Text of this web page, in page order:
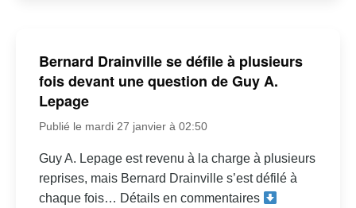
Bernard Drainville se défile à plusieurs
fois devant une question de Guy A.
Lepage
Publié le mardi 27 janvier à 02:50
Guy A. Lepage est revenu à la charge à plusieurs
reprises, mais Bernard Drainville s’est défilé à
chaque fois… Détails en commentaires